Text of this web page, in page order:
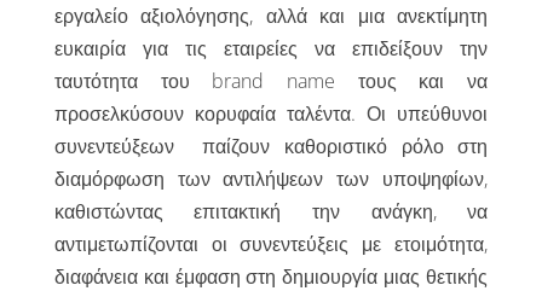
εργαλείο αξιολόγησης, αλλά και μια ανεκτίμητη
ευκαιρία για τις εταιρείες να επιδείξουν την
ταυτότητα του brand name τους και να
προσελκύσουν κορυφαία ταλέντα. Οι υπεύθυνοι
συνεντεύξεων παίζουν καθοριστικό ρόλο στη
διαμόρφωση των αντιλήψεων των υποψηφίων,
καθιστώντας επιτακτική την ανάγκη, να
αντιμετωπίζονται οι συνεντεύξεις με ετοιμότητα,
διαφάνεια και έμφαση στη δημιουργία μιας θετικής